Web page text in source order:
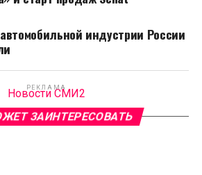
индустрии России
РЕКЛАМА
Новости СМИ2
ЗАИНТЕРЕСОВАТЬ